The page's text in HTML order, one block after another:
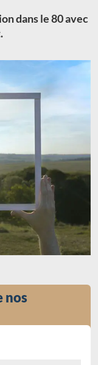
dans le 80 avec
nos